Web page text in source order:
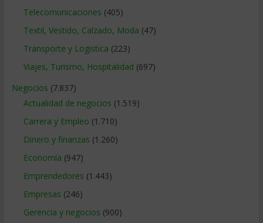
Telecomunicaciones (405)
Textil, Vestido, Calzado, Moda (47)
Transporte y Logistica (223)
Viajes, Turismo, Hospitalidad (697)
Negocios (7.837)
Actualidad de negocios (1.519)
Carrera y Empleo (1.710)
Dinero y finanzas (1.260)
Economía (947)
Emprendedores (1.443)
Empresas (246)
Gerencia y negocios (900)